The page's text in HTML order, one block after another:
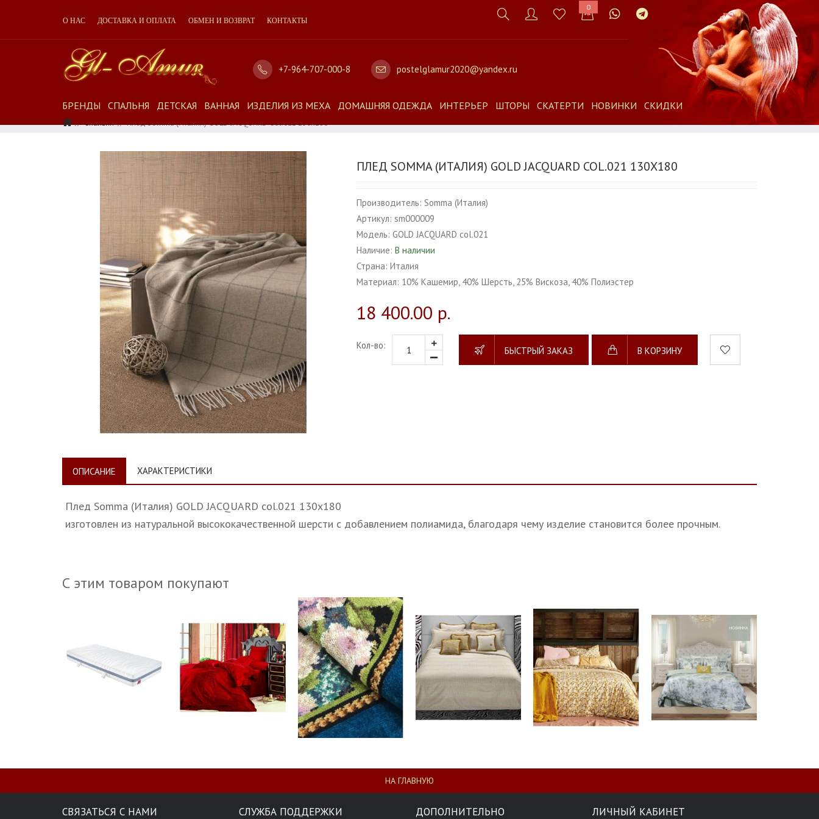
0
О НАС ДОСТАВКА И ОПЛАТА ОБМЕН И ВОЗВРАТ КОНТАКТЫ
+7-964-707-000-8 postelglamur2020@yandex.ru
БРЕНДЫ СПАЛЬНЯ ДЕТСКАЯ ВАННАЯ ИЗДЕЛИЯ ИЗ МЕХА ДОМАШНЯЯ ОДЕЖДА ИНТЕРЬЕР ШТОРЫ СКАТЕРТИ НОВИНКИ СКИДКИ
Спальня Плед Somma (Италия) GOLD JACQUARD Col.021 130х180
ПЛЕД SOMMA (ИТАЛИЯ) GOLD JACQUARD COL.021 130Х180
Производитель: Somma (Италия)
Артикул: sm000009
Модель: GOLD JACQUARD col.021
Наличие: В наличии
Страна: Италия
Материал: 10% Кашемир, 40% Шерсть, 25% Вискоза, 40% Полиэстер
18 400.00 р.
Кол-во: БЫСТРЫЙ ЗАКАЗ В КОРЗИНУ
ОПИСАНИЕ ХАРАКТЕРИСТИКИ
Плед Somma (Италия) GOLD JACQUARD col.021 130х180
изготовлен из натуральной высококачественной шерсти с добавлением полиамида, благодаря чему изделие становится более прочным.
С этим товаром покупают
НА ГЛАВНУЮ
СВЯЗАТЬСЯ С НАМИ СЛУЖБА ПОДДЕРЖКИ ДОПОЛНИТЕЛЬНО ЛИЧНЫЙ КАБИНЕТ